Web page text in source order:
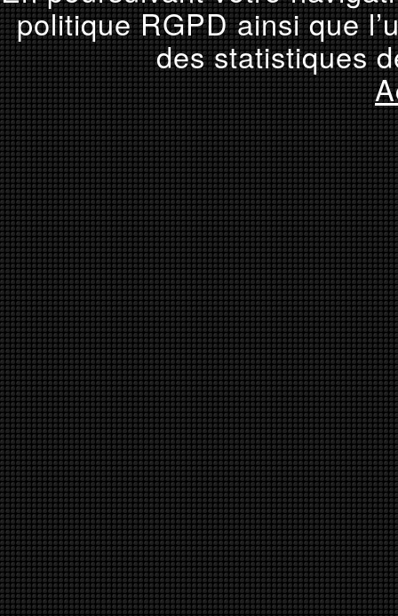
politique RGPD ainsi que
des statistiques